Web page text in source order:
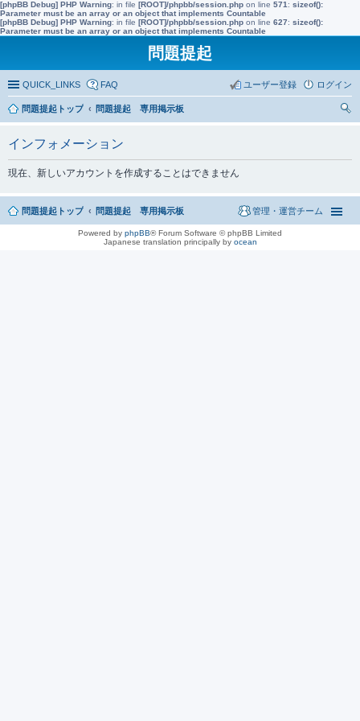
[phpBB Debug] PHP Warning: in file [ROOT]/phpbb/session.php on line 571 : sizeof():
Parameter must be an array or an object that implements Countable
[phpBB Debug] PHP Warning: in file [ROOT]/phpbb/session.php on line 627: sizeof():
Parameter must be an array or an object that implements Countable
問題提起
QUICK_LINKS FAQ ログイン
ユーザー登録
問題提起トップ
問題提起 専用掲示板
インフォメーション
現在、新しいアカウントを作成することはできません
問題提起トップ 問題提起 専用掲示板 管理・運営チーム
Powered by phpBB® Forum Software © phpBB Limited
Japanese translation principally by ocean